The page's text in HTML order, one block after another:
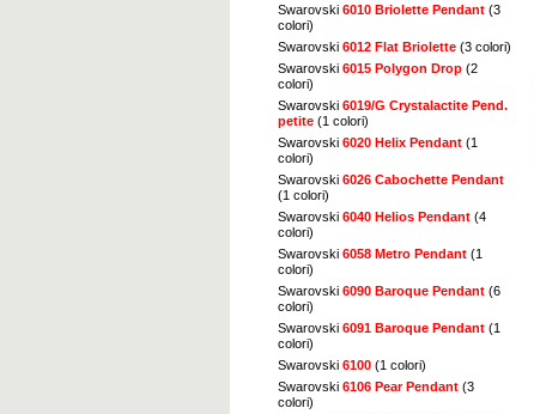
Swarovski 6010 Briolette Pendant (3
colori)
Swarovski 6012 Flat Briolette (3 colori)
Swarovski 6015 Polygon Drop (2
colori)
Swarovski 6019/G Crystalactite Pend.
petite (1 colori)
Swarovski 6020 Helix Pendant (1
colori)
Swarovski 6026 Cabochette Pendant
(1 colori)
Swarovski 6040 Helios Pendant (4
colori)
Swarovski 6058 Metro Pendant (1
colori)
Swarovski 6090 Baroque Pendant (6
colori)
Swarovski 6091 Baroque Pendant (1
colori)
Swarovski 6100 (1 colori)
Swarovski 6106 Pear Pendant (3
colori)